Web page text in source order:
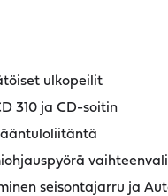
ulkopeilit
310 ja CD-soitin
seisontajarru ja